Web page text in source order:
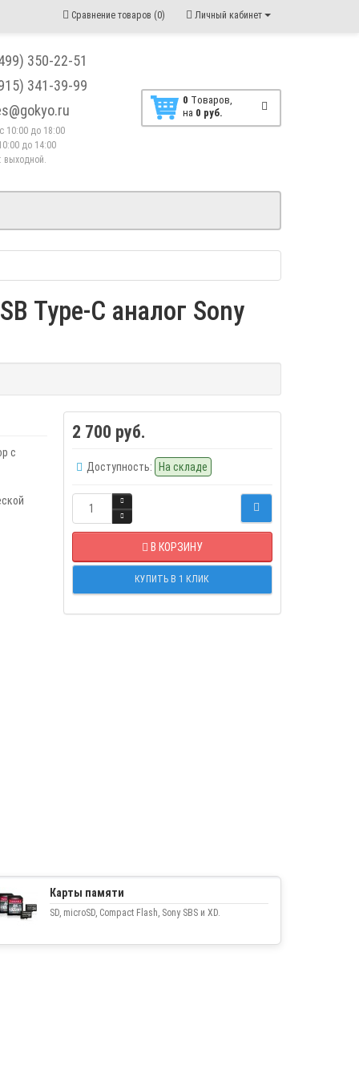
Личный кабинет
Сравнение товаров (0)
350-22-51
341-39-99
10:00 до 18:00
до 14:00
выходной.
0 Tоваров,
на 0 руб.
Type-C аналог Sony
с
2 700 руб.
Доступность: На складе
В КОРЗИНУ
КУПИТЬ В 1 КЛИК
Карты памяти
SD, microSD, Compact Flash, Sony SBS и XD.